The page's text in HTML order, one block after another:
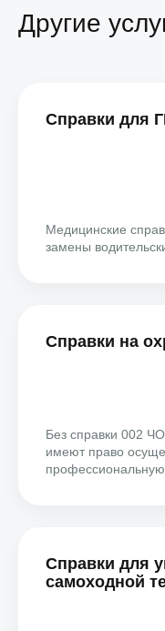
Другие
Справки для
Медицинские
замены
Справки на
Без справки 002
имеют право
профессиональную
Справки для
самоходной